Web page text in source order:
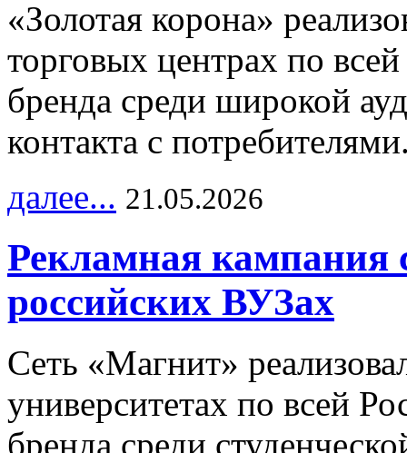
«Золотая корона»
торговых центрах по
бренда среди широкой
контакта с
далее... 21.05.2026
Рекламная кампания
российских ВУЗах
Сеть «Магнит»
университетах по всей
бренда среди